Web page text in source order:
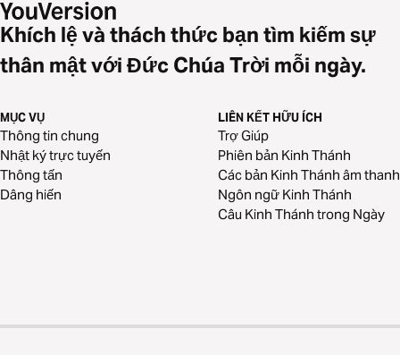
Khích lệ và thách thức bạn tìm kiếm sự
thân mật với Đức Chúa Trời mỗi ngày.
MỤC VỤ
Thông tin chung
Nhật ký trực tuyến
Thông tấn
Dâng hiến
LIÊN KẾT HỮU ÍCH
Trợ Giúp
Phiên bản Kinh Thánh
Các bản Kinh Thánh âm thanh
Ngôn ngữ Kinh Thánh
Câu Kinh Thánh trong Ngày